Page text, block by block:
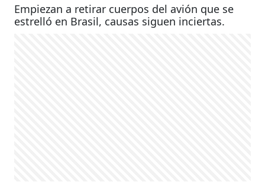
Empiezan a retirar cuerpos del avión que se
estrelló en Brasil, causas siguen inciertas.